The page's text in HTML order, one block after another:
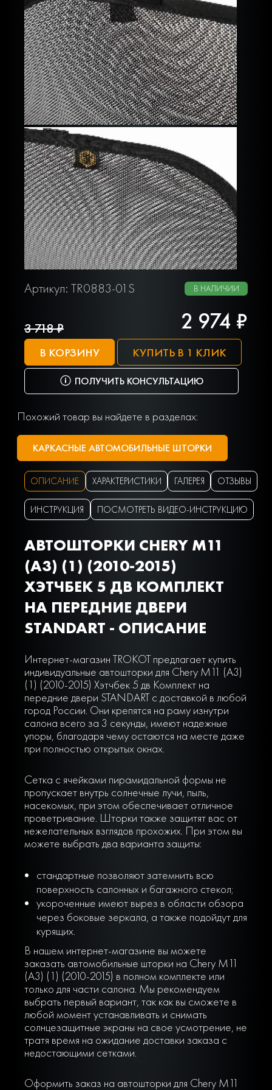
Артикул: TR0883-01S В НАЛИЧИИ
3 718 ₽ 2 974 ₽
В КОРЗИНУ КУПИТЬ В 1 КЛИК
ПОЛУЧИТЬ КОНСУЛЬТАЦИЮ
Похожий товар вы найдете в разделах:
КАРКАСНЫЕ АВТОМОБИЛЬНЫЕ ШТОРКИ
ОПИСАНИЕ ХАРАКТЕРИСТИКИ ГАЛЕРЕЯ ОТЗЫВЫ
ИНСТРУКЦИЯ ПОСМОТРЕТЬ ВИДЕО-ИНСТРУКЦИЮ
АВТОШТОРКИ CHERY M11
(A3) (1) (2010-2015)
ХЭТЧБЕК 5 ДВ КОМПЛЕКТ
НА ПЕРЕДНИЕ ДВЕРИ
STANDART - ОПИСАНИЕ
Интернет-магазин TROKOT предлагает купить
индивидуальные автошторки для Chery M11 (A3)
(1) (2010-2015) Хэтчбек 5 дв Комплект на
передние двери STANDART с доставкой в любой
город России. Они крепятся на раму изнутри
салона всего за 3 секунды, имеют надежные
упоры, благодаря чему остаются на месте даже
при полностью открытых окнах.
Сетка с ячейками пирамидальной формы не
пропускает внутрь солнечные лучи, пыль,
насекомых, при этом обеспечивает отличное
проветривание. Шторки также защитят вас от
нежелательных взглядов прохожих. При этом вы
можете выбрать два варианта защиты:
стандартные позволяют затемнить всю
поверхность салонных и багажного стекол;
укороченные имеют вырез в области обзора
через боковые зеркала, а также подойдут для
курящих.
В нашем интернет-магазине вы можете
заказать автомобильные шторки на Chery M11
(A3) (1) (2010-2015) в полном комплекте или
только для части салона. Мы рекомендуем
выбрать первый вариант, так как вы сможете в
любой момент устанавливать и снимать
солнцезащитные экраны на свое усмотрение, не
тратя время на ожидание доставки заказа с
недостающими сетками.
Оформить заказ на автошторки для Chery M11